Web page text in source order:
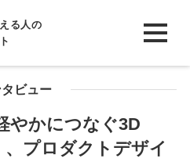
る人の
ビュー
やかにつなぐ3D
プロダクトデザイ